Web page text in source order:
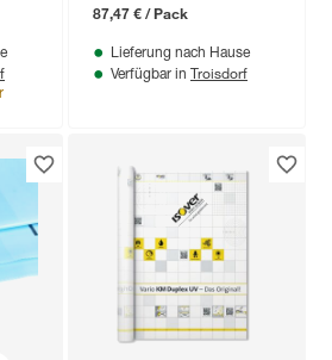
das Steildach 200
87,47 € / Pack
Lieferung nach Hause
Verfügbar in Troisdorf